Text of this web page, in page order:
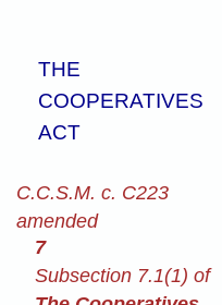
THE
COOPERATIVES
ACT
C.C.S.M. c. C223
amended
7
Subsection 7.1(1) of